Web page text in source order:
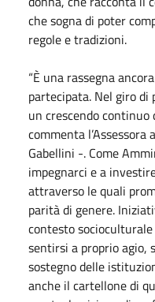
che sogna di poter
regole e tradizioni.
“È una rassegna
partecipata. Nel giro
un crescendo continuo
commenta
Gabellini -. Come
impegnarci e a
attraverso le quali
parità di genere.
contesto
sentirsi a proprio agio,
sostegno delle
anche il cartellone di